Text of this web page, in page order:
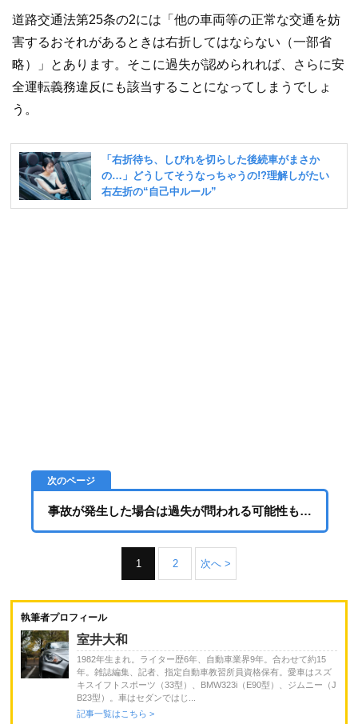
道路交通法第25条の2には「他の車両等の正常な交通を妨
害するおそれがあるときは右折してはならない（一部省
略）」とあります。そこに過失が認められれば、さらに安
全運転義務違反にも該当することになってしまうでしょ
う。
事故が発生した場合は過失が問われる可能性も…
1 2 次へ >
執筆者プロフィール
室井大和
1982年生まれ。ライター歴6年、自動車業界9年。合わせて約15
年。雑誌編集、記者、指定自動車教習所員資格保有。愛車はスズ
キスイフトスポーツ（33型）、BMW323i（E90型）、ジムニー（J
B23型）。車はセダンではじ...
記事一覧はこちら >